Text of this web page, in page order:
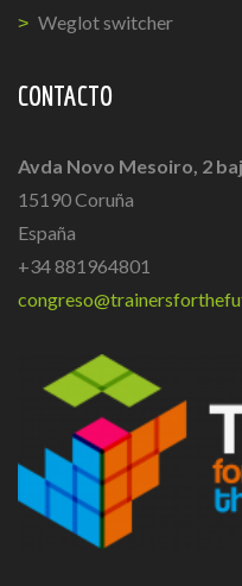
Weglot switcher
CONTACTO
Avda Novo Mesoiro, 2
15190 Coruña
España
+34 881964801